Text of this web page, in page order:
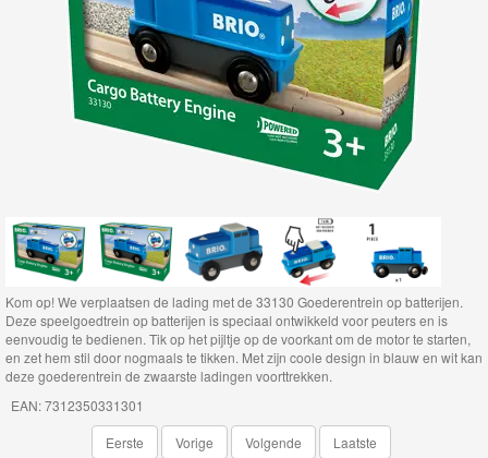
Brio
Treinenset
Brio
Gebouwen
Brio
Bruggen
Brio
lokomotieven
Brio
Kom op! We verplaatsen de lading met de 33130 Goederentrein op batterijen.
Deze speelgoedtrein op batterijen is speciaal ontwikkeld voor peuters en is
eenvoudig te bedienen. Tik op het pijltje op de voorkant om de motor te starten,
en zet hem stil door nogmaals te tikken. Met zijn coole design in blauw en wit kan
deze goederentrein de zwaarste ladingen voorttrekken.
EAN: 7312350331301
Eerste
Vorige Volgende
Laatste